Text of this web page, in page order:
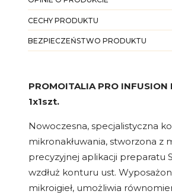
CECHY PRODUKTU
BEZPIECZEŃSTWO PRODUKTU
PROMOITALIA PRO INFUSION
1x1szt.
Nowoczesna, specjalistyczna
mikronakłuwania, stworzona z
precyzyjnej aplikacji preparatu
wzdłuż konturu ust.
mikroigieł, umożliwia